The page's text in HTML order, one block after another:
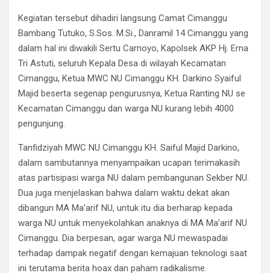
Kegiatan tersebut dihadiri langsung Camat Cimanggu
Bambang Tutuko, S.Sos. M.Si., Danramil 14 Cimanggu yang
dalam hal ini diwakili Sertu Carnoyo, Kapolsek AKP Hj. Erna
Tri Astuti, seluruh Kepala Desa di wilayah Kecamatan
Cimanggu, Ketua MWC NU Cimanggu KH. Darkino Syaiful
Majid beserta segenap pengurusnya, Ketua Ranting NU se
Kecamatan Cimanggu dan warga NU kurang lebih 4000
pengunjung.
Tanfidziyah MWC NU Cimanggu KH. Saiful Majid Darkino,
dalam sambutannya menyampaikan ucapan terimakasih
atas partisipasi warga NU dalam pembangunan Sekber NU.
Dua juga menjelaskan bahwa dalam waktu dekat akan
dibangun MA Ma’arif NU, untuk itu dia berharap kepada
warga NU untuk menyekolahkan anaknya di MA Ma’arif NU
Cimanggu. Dia berpesan, agar warga NU mewaspadai
terhadap dampak negatif dengan kemajuan teknologi saat
ini terutama berita hoax dan paham radikalisme.